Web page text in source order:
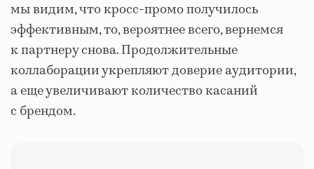
мы видим, что кросс-промо получилось
эффективным, то, вероятнее всего, вернемся
к партнеру снова. Продолжительные
коллаборации укрепляют доверие аудитории,
а еще увеличивают количество касаний
с брендом.